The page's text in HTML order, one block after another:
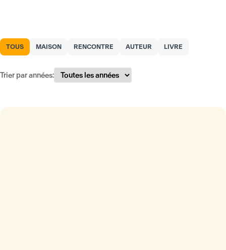
TOUS MAISON RENCONTRE AUTEUR LIVRE
Trier par années: